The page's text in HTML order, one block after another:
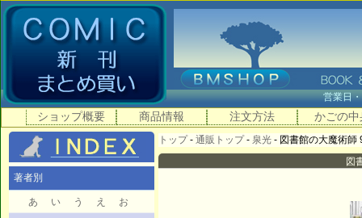
営業
ショップ概要 商品情報 注文方法 かごの中
著者別
あ い う え
お
トップ- 通販トップ- 泉光 - 図書館の大魔術師
図